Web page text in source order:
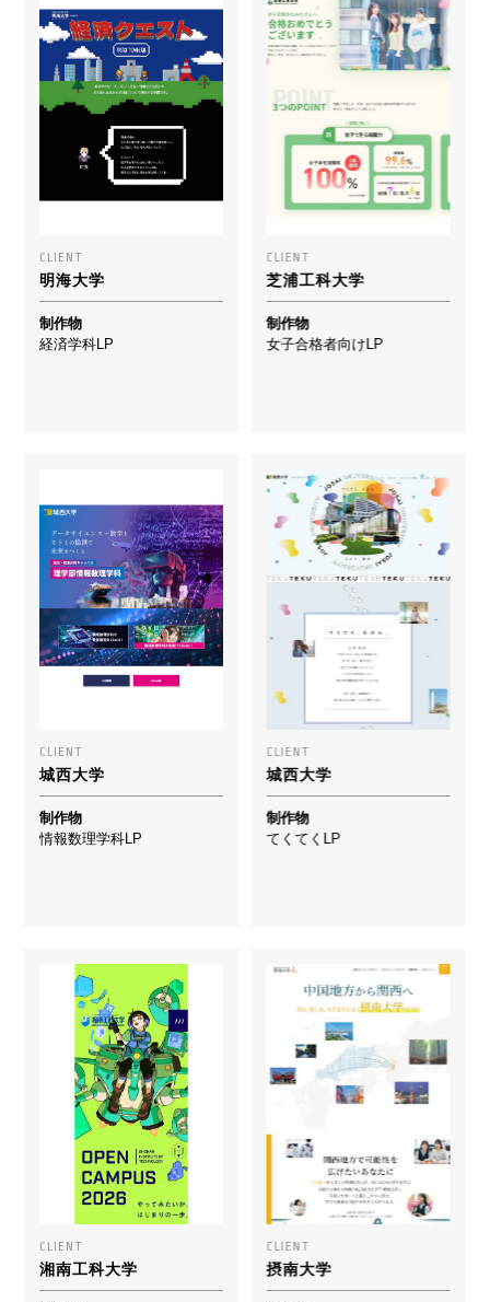
CLIENT
明海大学
制作物
経済学科LP
CLIENT
芝浦工科大学
制作物
女子合格者向けLP
CLIENT
城西大学
制作物
情報数理学科LP
CLIENT
城西大学
制作物
てくてくLP
CLIENT
湘南工科大学
CLIENT
摂南大学